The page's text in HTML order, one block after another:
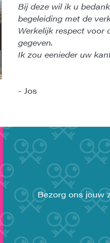
Bij deze wil ik u
begeleiding met de
Werkelijk respect voor
gegeven.
Ik zou eenieder uw
- Jos
Bezorg ons jouw